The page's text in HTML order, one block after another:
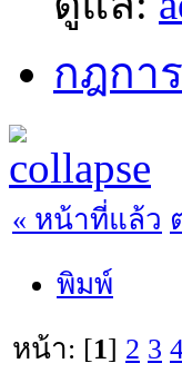
กฎกา
« หน้าที่แล้ว
พิมพ์
หน้า: [1] 2 3